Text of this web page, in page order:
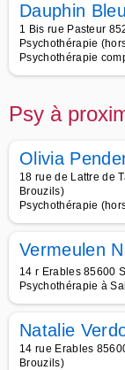
Dauphin Bleu
1 Bis rue Pasteur
Psychothérapie
Psychothérapie
Psy à
Olivia
18 rue de Lattre de
Brouzils)
Psychothérapie
Vermeulen
14 r Erables 85600
Psychothérapie à
Natalie
14 rue Erables
Brouzils)